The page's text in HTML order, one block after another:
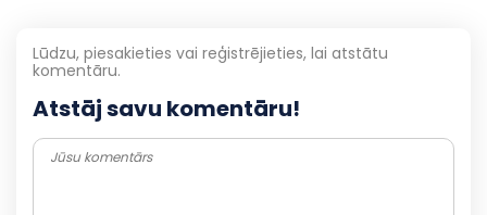
Atstāj savu komentāru!
Lūdzu, piesakieties vai reģistrējieties, lai atstātu
komentāru.